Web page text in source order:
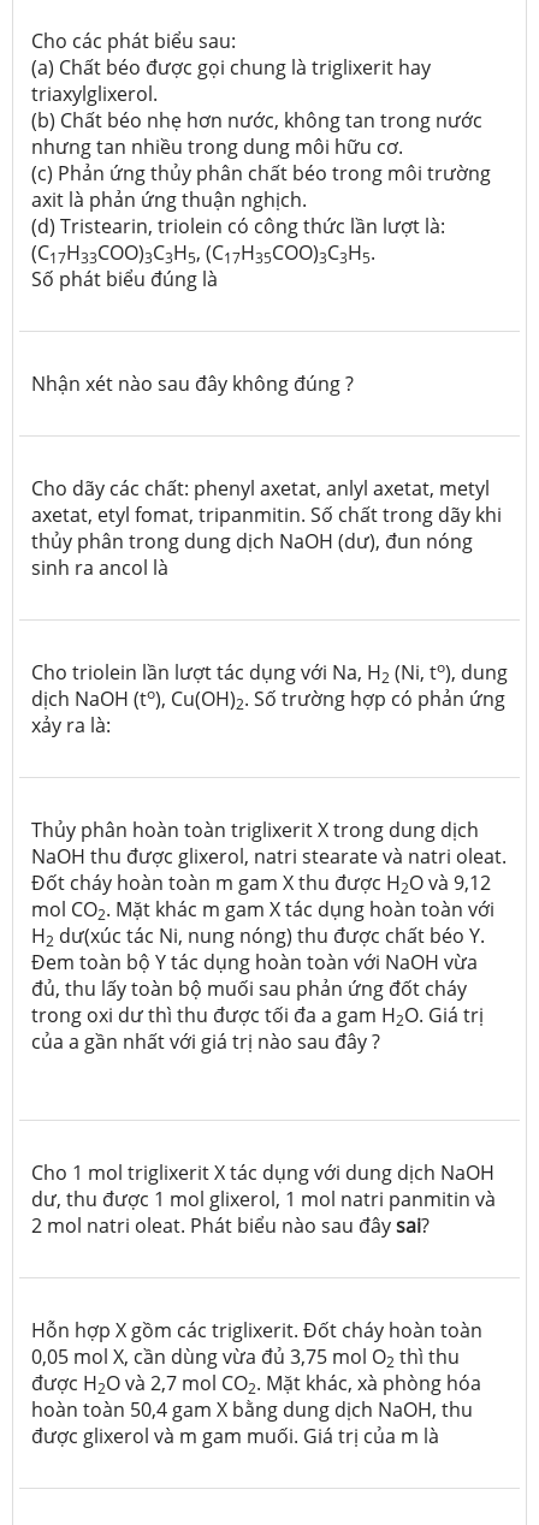
Cho các phát biểu sau:
(a) Chất béo được gọi chung là triglixerit hay
triaxylglixerol.
(b) Chất béo nhẹ hơn nước, không tan trong nước
nhưng tan nhiều trong dung môi hữu cơ.
(c) Phản ứng thủy phân chất béo trong môi trường
axit là phản ứng thuận nghịch.
(d) Tristearin, triolein có công thức lần lượt là:
(C17H33COO)3C3H5, (C17H35COO)3C3H5.
Số phát biểu đúng là
Nhận xét nào sau đây không đúng ?
Cho dãy các chất: phenyl axetat, anlyl axetat, metyl
axetat, etyl fomat, tripanmitin. Số chất trong dãy khi
thủy phân trong dung dịch NaOH (dư), đun nóng
sinh ra ancol là
Cho triolein lần lượt tác dụng với Na, H2 (Ni, to), dung
dịch NaOH (to), Cu(OH)2. Số trường hợp có phản ứng
xảy ra là:
Thủy phân hoàn toàn triglixerit X trong dung dịch
NaOH thu được glixerol, natri stearate và natri oleat.
Đốt cháy hoàn toàn m gam X thu được H2O và 9,12
mol CO2. Mặt khác m gam X tác dụng hoàn toàn với
H2 dư(xúc tác Ni, nung nóng) thu được chất béo Y.
Đem toàn bộ Y tác dụng hoàn toàn với NaOH vừa
đủ, thu lấy toàn bộ muối sau phản ứng đốt cháy
trong oxi dư thì thu được tối đa a gam H2O. Giá trị
của a gần nhất với giá trị nào sau đây ?
Cho 1 mol triglixerit X tác dụng với dung dịch NaOH
dư, thu được 1 mol glixerol, 1 mol natri panmitin và
2 mol natri oleat. Phát biểu nào sau đâysai?
Hỗn hợp X gồm các triglixerit. Đốt cháy hoàn toàn
0,05 mol X, cần dùng vừa đủ 3,75 mol O2 thì thu
được H2O và 2,7 mol CO2. Mặt khác, xà phòng hóa
hoàn toàn 50,4 gam X bằng dung dịch NaOH, thu
được glixerol và m gam muối. Giá trị của m là